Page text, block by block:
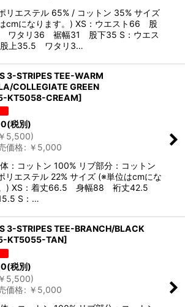
リエステル 65% / コットン 35% サイズ
cmになります。) XS：ウエスト66 股
ワタリ36 裾幅31 股下35 S：ウエス
上35.5 ワタリ3…
3-STRIPES TEE-WARM
COLLEGIATE GREEN
KT5058-CREAM]
(税別)
￥ 5,500)
価格: ￥ 5,000
：コットン 100% リブ部分：コットン
リエステル 22% サイズ (※単位はcmにな
。) XS：着丈66.5 身幅88 裄丈42.5
S：…
3-STRIPES TEE-BRANCH/BLACK
KT5055-TAN]
(税別)
￥ 5,500)
価格: ￥ 5,000